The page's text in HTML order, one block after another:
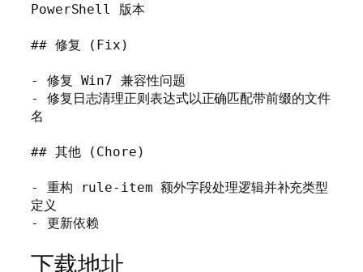
PowerShell 版本
## 修复 (Fix)
- 修复 Win7 兼容性问题
- 修复日志清理正则表达式以正确匹配带前缀的文件
名
## 其他 (Chore)
- 重构 rule-item 额外字段处理逻辑并补充类型
定义
- 更新依赖
下载地址